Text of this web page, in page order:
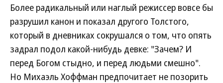
Более радикальный или наглый режиссер вовсе бы
разрушил канон и показал другого Толстого,
который в дневниках сокрушался о том, что опять
задрал подол какой-нибудь девке: "Зачем? И
перед Богом стыдно, и перед людьми смешно".
Но Михаэль Хоффман предпочитает не позорить